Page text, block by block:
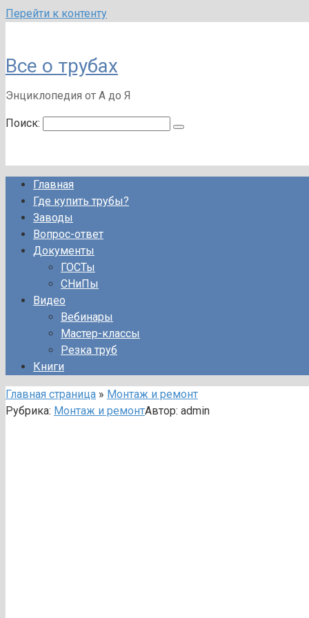
Перейти к контенту
Все о трубах
Энциклопедия от А до Я
Поиск:
Главная
Где купить трубы?
Заводы
Вопрос-ответ
Документы
ГОСТы
СНиПы
Видео
Вебинары
Мастер-классы
Резка труб
Книги
Главная страница » Монтаж и ремонт
Рубрика: Монтаж и ремонтАвтор: admin